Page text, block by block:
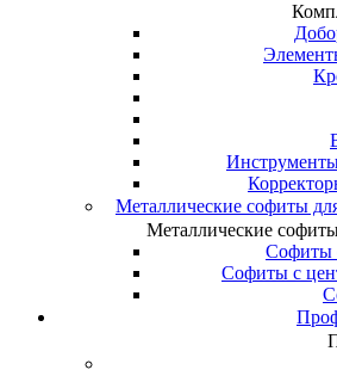
Металлические софиты
Металлические
Софиты
Софиты с